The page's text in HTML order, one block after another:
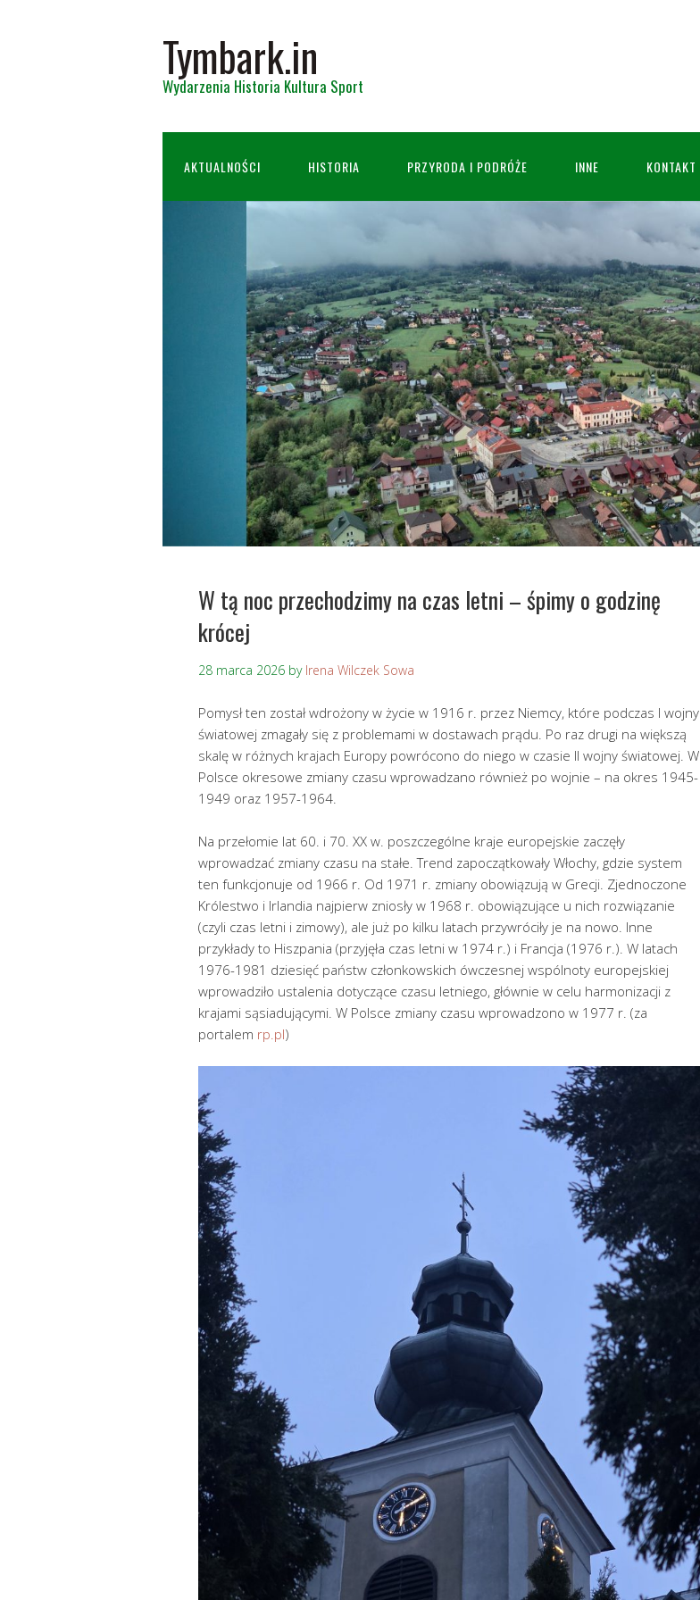
Tymbark.in
Wydarzenia Historia Kultura Sport
AKTUALNOŚCI HISTORIA PRZYRODA I PODRÓŻE INNE KONTAKT
W tą noc przechodzimy na czas letni – śpimy o godzinę
krócej
28 marca 2026 by Irena Wilczek Sowa
Pomysł ten został wdrożony w życie w 1916 r. przez Niemcy, które podczas I wojny
światowej zmagały się z problemami w dostawach prądu. Po raz drugi na większą
skalę w różnych krajach Europy powrócono do niego w czasie II wojny światowej. W
Polsce okresowe zmiany czasu wprowadzano również po wojnie – na okres 1945-
1949 oraz 1957-1964.
Na przełomie lat 60. i 70. XX w. poszczególne kraje europejskie zaczęły
wprowadzać zmiany czasu na stałe. Trend zapoczątkowały Włochy, gdzie system
ten funkcjonuje od 1966 r. Od 1971 r. zmiany obowiązują w Grecji. Zjednoczone
Królestwo i Irlandia najpierw zniosły w 1968 r. obowiązujące u nich rozwiązanie
(czyli czas letni i zimowy), ale już po kilku latach przywróciły je na nowo. Inne
przykłady to Hiszpania (przyjęła czas letni w 1974 r.) i Francja (1976 r.). W latach
1976-1981 dziesięć państw członkowskich ówczesnej wspólnoty europejskiej
wprowadziło ustalenia dotyczące czasu letniego, głównie w celu harmonizacji z
krajami sąsiadującymi. W Polsce zmiany czasu wprowadzono w 1977 r. (za
portalem rp.pl)